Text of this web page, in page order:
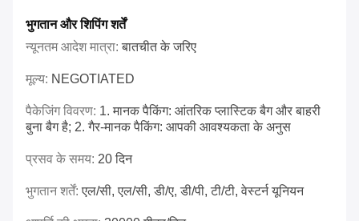
भुगतान और शिपिंग शर्तें
न्यूनतम आदेश मात्रा:बातचीत के जरिए
मूल्य: NEGOTIATED
पैकेजिंग विवरण: 1. मानक पैकिंग: आंतरिक प्लास्टिक बैग और बाहरी
बुना बैग है; 2. गैर-मानक पैकिंग: आपकी आवश्यकता के अनुस
प्रसव के समय: 20 दिन
भुगतान शर्तें:एल/सी, एल/सी, डी/ए, डी/पी, टी/टी, वेस्टर्न यूनियन